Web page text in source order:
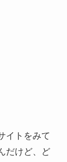
イトをみて
だけど、ど